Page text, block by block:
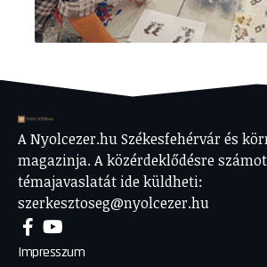
A Nyolcezer.hu Székesfehérvár és
magazinja. A közérdeklődésre
témajavaslatát ide küldheti:
szerkesztoseg@nyolcezer.hu
Impresszum